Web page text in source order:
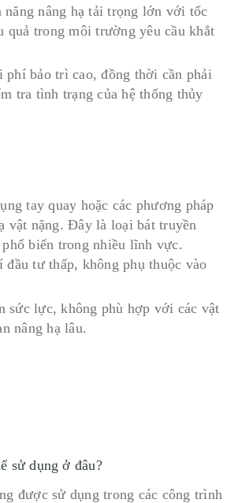
năng nâng hạ tải trọng lớn với tốc
quả trong môi trường yêu cầu khắt
phí bảo trì cao, đồng thời cần phải
tra tình trạng của hệ thống thủy
tay quay hoặc các phương pháp
vật nặng. Đây là loại bát truyền
biến trong nhiều lĩnh vực.
đầu tư thấp, không phụ thuộc vào
sức lực, không phù hợp với các vật
nâng hạ lâu.
sử dụng ở đâu?
được sử dụng trong các công trình